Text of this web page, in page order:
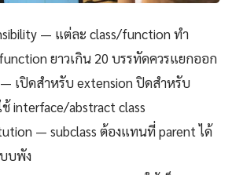
— แต่ละ class/function ทำ
ยาวเกิน 20 บรรทัดควรแยกออก
เปิดสำหรับ extension ปิดสำหรับ
interface/abstract class
— subclass ต้องแทนที่ parent ได้
บพัง